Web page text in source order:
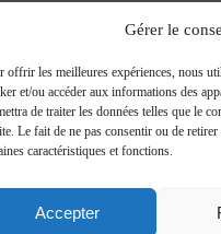
Gérer le
offrir les meilleures expériences, nous
et/ou accéder aux informations des
de traiter les données telles que le
Le fait de ne pas consentir ou de
caractéristiques et fonctions.
Accepter